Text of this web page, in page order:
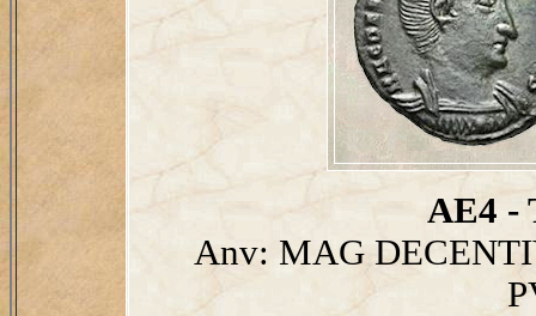
AE4 -
Anv: MAG